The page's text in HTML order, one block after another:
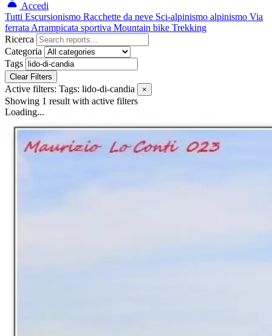
Accedi
Tutti Escursionismo Racchette da neve Sci-alpinismo alpinismo Via
ferrata Arrampicata sportiva Mountain bike Trekking
Ricerca
Categoria
Tags
Clear Filters
Active filters: Tags: lido-di-candia ×
Showing 1 result with active filters
Loading...